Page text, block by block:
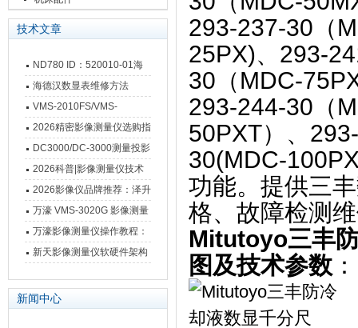
技术文章
ND780 ID：520010-01海
德汉数显表故障维修内容
海德汉数显表维修方法
VMS-2010FS/VMS-
3020FS/VMS-4030FS手动
影像测量仪技术参数
2026精密影像测量仪选购指
南 靠谱品牌一站式选型推荐
DC3000/DC-3000测量投影
仪万濠数据处理器数显表故
障维修方法
2026科普|影像测量仪技术
原理、分类及选型应用
2026影像仪品牌推荐：泽升
影像测量仪选型指南
万濠 VMS-3020G 影像测量
仪技术规格与应用解析
万濠影像测量仪操作教程：
从开机到出报告，新手也能
新天影像测量仪软硬件架构
新闻中心
293-237-30（
25PX)、293-
30（MDC-
293-244-30（
50PXT）、
30(MDC-
功能。提供三
格、故障检测
Mitutoyo三丰
图及技术参数 ：